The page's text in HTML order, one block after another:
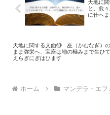
天地に
と、愈
に仕へ
天地に関する文面⑩ 巫（かむなぎ）
まま弥栄へ、宝座は地の極みまで生ひて
えらぎにぎはひます
ホーム マンデラ・エフ